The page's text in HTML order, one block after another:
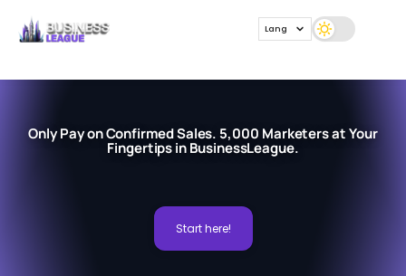
Lang
Only Pay on Confirmed Sales. 5,000 Marketers at Your
Fingertips in BusinessLeague.
Start here!